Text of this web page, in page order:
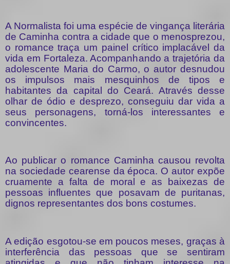
A Normalista foi uma espécie de vingança literária
de Caminha contra a cidade que o menosprezou,
o romance traça um painel crítico implacável da
vida em Fortaleza. Acompanhando a trajetória da
adolescente Maria do Carmo, o autor desnudou
os impulsos mais mesquinhos de tipos e
habitantes da capital do Ceará. Através desse
olhar de ódio e desprezo, conseguiu dar vida a
seus personagens, torná-los interessantes e
convincentes.
Ao publicar o romance Caminha causou revolta
na sociedade cearense da época. O autor expõe
cruamente a falta de moral e as baixezas de
pessoas influentes que posavam de puritanas,
dignos representantes dos bons costumes.
A edição esgotou-se em poucos meses, graças à
interferência das pessoas que se sentiram